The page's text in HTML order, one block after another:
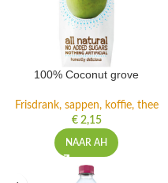
100% Coconut grove
Frisdrank, sappen, koffie, thee
€2,15
NAAR AH